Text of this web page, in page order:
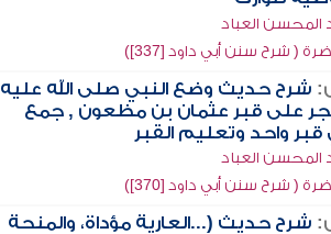
المحسن العباد
( شرح سنن أبي داود [337])
شرح حديث وضع النبي صلى الله عليه
على قبر عثمان بن مظعون , جمع
واحد وتعليم القبر
المحسن العباد
( شرح سنن أبي داود [370])
شرح حديث (...العارية مؤداة، والمنحة